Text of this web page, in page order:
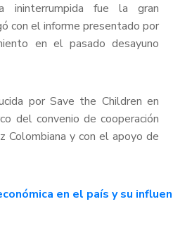
ininterrumpida fue la gran
con el informe presentado por
en el pasado desayuno
por Save the Children en
del convenio de cooperación
Colombiana y con el apoyo de
en el país y su